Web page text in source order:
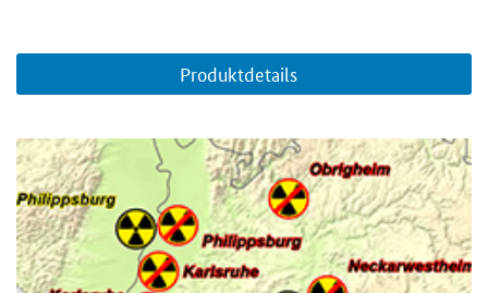
Produktdetails